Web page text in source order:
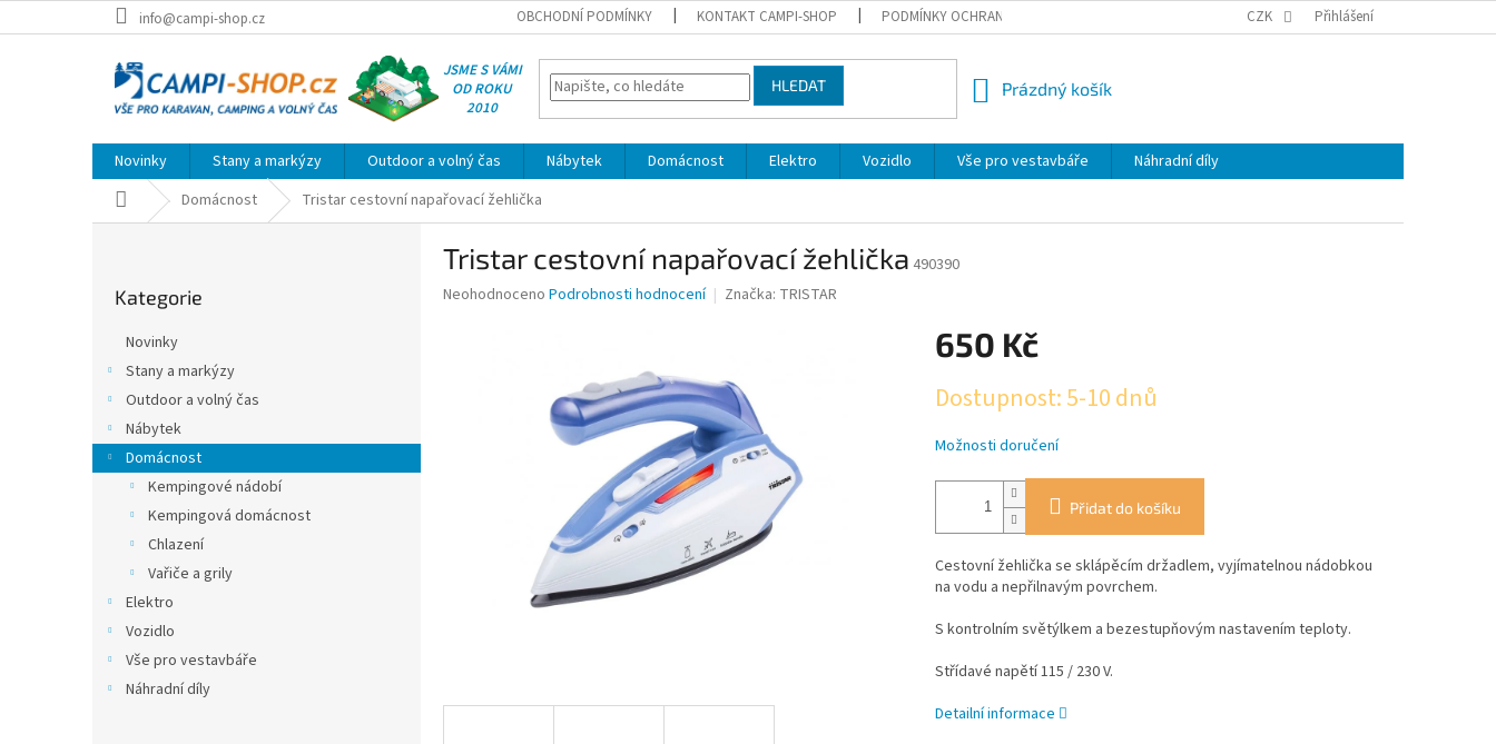
na
info@campi-shop.cz OBCHODNÍ PODMÍNKY KONTAKT CAMPI-SHOP PODMÍNKY OCHRANY OSOBNÍCH ÚDAJŮ REKLAMACE
CZK Přihlášení
JSME S VÁMI
OD ROKU
2010
HLEDAT
NÁKUPNÍ
Prázdný košík
Novinky Stany a markýzy Outdoor a volný čas Nábytek Domácnost Elektro Vozidlo Vše pro vestavbáře
Náhradní díly
Domů Domácnost Tristar cestovní napařovací žehlička
a
kategorie
Kategorie
Novinky
Stany a markýzy
Outdoor a volný čas
Nábytek
Domácnost
Kempingové nádobí
Kempingová domácnost
Chlazení
Vařiče a grily
Elektro
Vozidlo
Vše pro vestavbáře
Náhradní díly
Tristar cestovní napařovací žehlička 490390
Průměrné
Neohodnoceno Podrobnosti hodnocení Značka: TRISTAR
650 Kč
cena:
Dostupnost: 5-10 dnů
Možnosti doručení
Přidat do košíku
Cestovní žehlička se sklápěcím držadlem, vyjímatelnou nádobkou
na vodu a nepřilnavým povrchem.
S kontrolním světýlkem a bezestupňovým nastavením teploty.
Střídavé napětí 115 / 230 V.
Detailní informace